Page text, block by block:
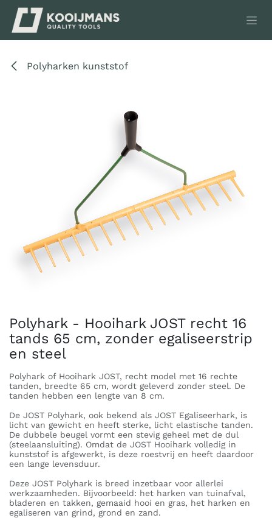
Overslaan naar inhoud
Polyharken kunststof
Polyhark - Hooihark JOST recht 16
tands 65 cm, zonder egaliseerstrip
en steel
Polyhark of Hooihark JOST, recht model met 16 rechte
tanden, breedte 65 cm, wordt geleverd zonder steel. De
tanden hebben een lengte van 8 cm.
De JOST Polyhark, ook bekend als JOST Egaliseerhark, is
licht van gewicht en heeft sterke, licht elastische tanden.
De dubbele beugel vormt een stevig geheel met de dul
(steelaansluiting). Omdat de JOST Hooihark volledig in
kunststof is afgewerkt, is deze roestvrij en heeft daardoor
een lange levensduur.
Deze JOST Polyhark is breed inzetbaar voor allerlei
werkzaamheden. Bijvoorbeeld: het harken van tuinafval,
bladeren en takken, gemaaid hooi en gras, het harken en
egaliseren van grind, grond en zand.